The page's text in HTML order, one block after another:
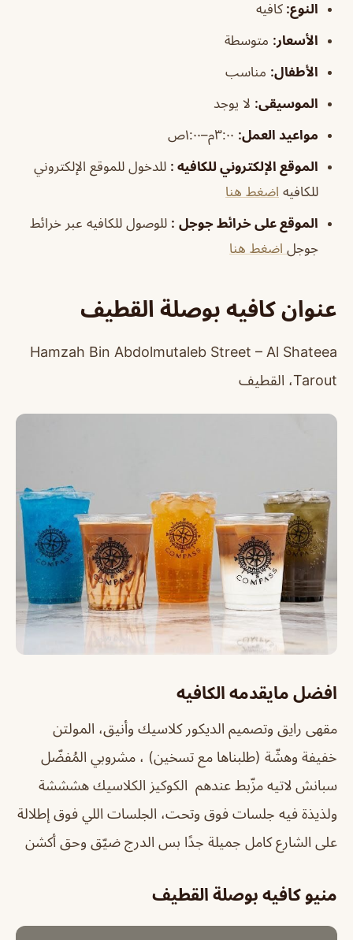
النوع: كافيه
الأسعار: متوسطة
الأطفال: مناسب
الموسيقى: لا يوجد
مواعيد العمل:
الموقع الإلكتروني للكافيه : للدخول للموقع الإلكتروني
للكافيه اضغط هنا
الموقع على خرائط جوجل : للوصول للكافيه عبر خرائط
جوجل اضغط هنا
عنوان كافيه بوصلة القطيف
Hamzah Bin Abdolmutaleb Street – Al Shateea
Tarout، القطيف
افضل مايقدمه الكافيه
مقهى رايق وتصميم الديكور كلاسيك وأنيق، المولتن
خفيفة وهشّة (طلبناها مع تسخين) ، مشروبي المُفضّل
سبانش لاتيه مزّبط عندهم الكوكيز الكلاسيك هشششة
ولذيذة فيه جلسات فوق وتحت، الجلسات اللي فوق إطلالة
على الشارع كامل جميلة جدًا بس الدرج ضيّق وحق أكشن
منيو كافيه بوصلة القطيف